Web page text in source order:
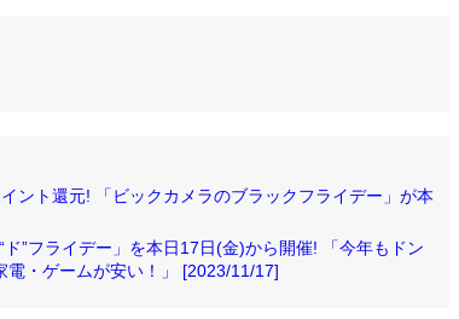
ント還元! 「ビックカメラのブラックフライデー」が本
”フライデー」を本日17日(金)から開催! 「今年もドン
電・ゲームが安い！」 [2023/11/17]